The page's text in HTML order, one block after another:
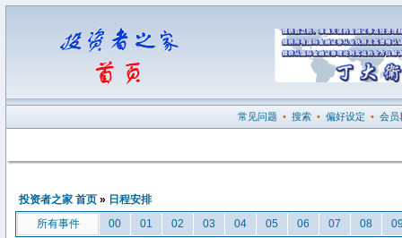
常见问题 • 搜索 • 偏好设定 • 会员
投资者之家 首页 » 日程安排
所有事件
00 01 02 03 04 05 06 07 08